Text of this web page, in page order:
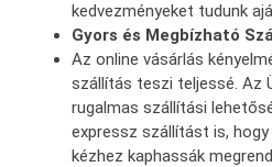
kedvezményeket tudunk
Gyors és Megbízható
Az online vásárlás
szállítás teszi teljessé. Az
rugalmas szállítási
expressz szállítást is,
kézhez kaphassák